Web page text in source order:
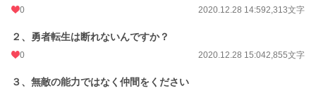
24h.ポイント
文字数 19,584
更新日時
初回公開日時 2020.12.28 14:59
0 2020.12.28 14:592,313文字
２、勇者転生は断れないんですか？
0 2020.12.28 15:042,855文字
３、無敵の能力ではなく仲間をください